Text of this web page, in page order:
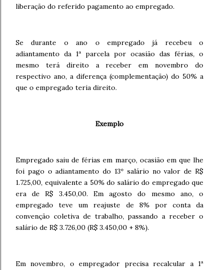
liberação do referido pagamento ao empregado.
Se durante o ano o empregado já recebeu o
adiantamento da 1ª parcela por ocasião das férias, o
mesmo terá direito a receber em novembro do
respectivo ano, a diferença (complementação) do 50% a
que o empregado teria direito.
Exemplo
Empregado saiu de férias em março, ocasião em que lhe
foi pago o adiantamento do 13º salário no valor de R$
1.725,00, equivalente a 50% do salário do empregado que
era de R$ 3.450,00. Em agosto do mesmo ano, o
empregado teve um reajuste de 8% por conta da
convenção coletiva de trabalho, passando a receber o
salário de R$ 3.726,00 (R$ 3.450,00 + 8%).
Em novembro, o empregador precisa recalcular a 1ª